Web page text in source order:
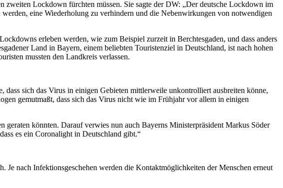
zweiten Lockdown fürchten müssen. Sie sagte der DW: „Der deutsche Lockdown im
eine Wiederholung zu verhindern und die Nebenwirkungen von notwendigen
erleben werden, wie zum Beispiel zurzeit in Berchtesgaden, und dass anders
Land in Bayern, einem beliebten Touristenziel in Deutschland, ist nach hohen
mussten den Landkreis verlassen.
sich das Virus in einigen Gebieten mittlerweile unkontrolliert ausbreiten könne,
gemutmaßt, dass sich das Virus nicht wie im Frühjahr vor allem in einigen
könnten. Darauf verwies nun auch Bayerns Ministerpräsident Markus Söder
es ein Coronalight in Deutschland gibt.“
Je nach Infektionsgeschehen werden die Kontaktmöglichkeiten der Menschen erneut